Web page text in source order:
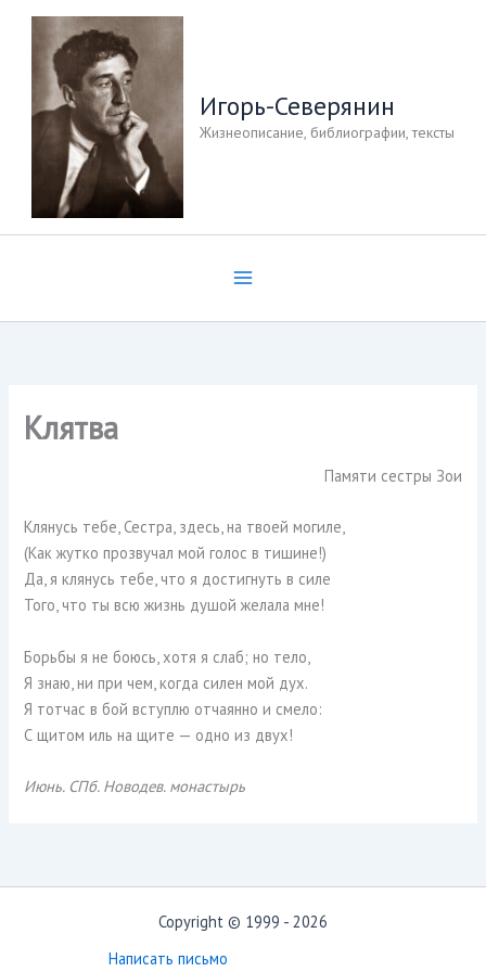
Перейти
содержимому
Игорь-Северянин
Жизнеописание, библиографии, тексты
Клятва
Памяти сестры Зои
Клянусь тебе, Сестра, здесь, на твоей могиле,
(Как жутко прозвучал мой голос в тишине!)
Да, я клянусь тебе, что я достигнуть в силе
Того, что ты всю жизнь душой желала мне!
Борьбы я не боюсь, хотя я слаб; но тело,
Я знаю, ни при чем, когда силен мой дух.
Я тотчас в бой вступлю отчаянно и смело:
С щитом иль на щите — одно из двух!
Июнь. СПб. Новодев. монастырь
Copyright © 1999 - 2026
Написать письмо